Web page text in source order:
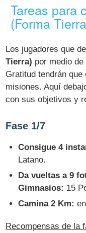
Tareas para
(Forma
Los jugadores que
Tierra) por medio
Gratitud tendrán que
misiones. Aquí
con sus objetivos y
Fase 1/7
Consigue 4
Latano.
Da vueltas a 9
Gimnasios: 15
Camina 2 Km:
Recompensas de la